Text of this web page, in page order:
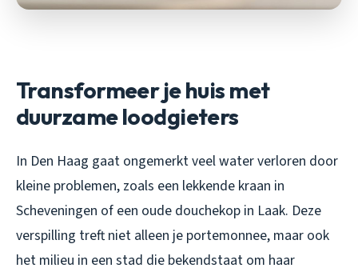
Transformeer je huis met
duurzame loodgieters
In Den Haag gaat ongemerkt veel water verloren door
kleine problemen, zoals een lekkende kraan in
Scheveningen of een oude douchekop in Laak. Deze
verspilling treft niet alleen je portemonnee, maar ook
het milieu in een stad die bekendstaat om haar